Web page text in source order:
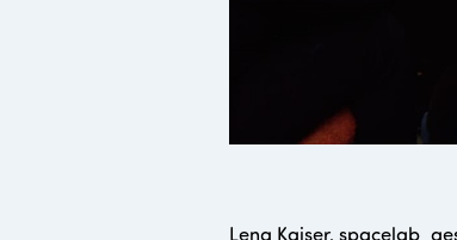
Lena Kaiser,